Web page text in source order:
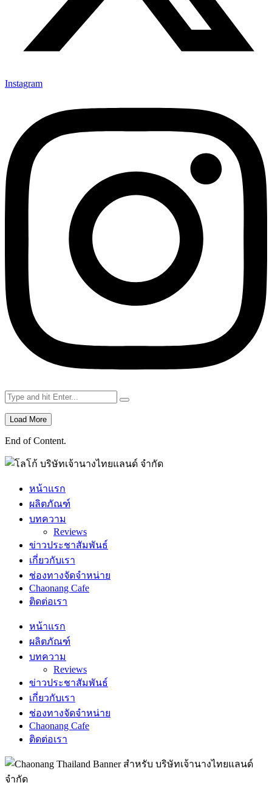
Instagram
Load More
End of Content.
หน้าแรก
ผลิตภัณฑ์
บทความ
Reviews
ข่าวประชาสัมพันธ์
เกี่ยวกับเรา
ช่องทางจัดจำหน่าย
Chaonang Cafe
ติดต่อเรา
หน้าแรก
ผลิตภัณฑ์
บทความ
Reviews
ข่าวประชาสัมพันธ์
เกี่ยวกับเรา
ช่องทางจัดจำหน่าย
Chaonang Cafe
ติดต่อเรา